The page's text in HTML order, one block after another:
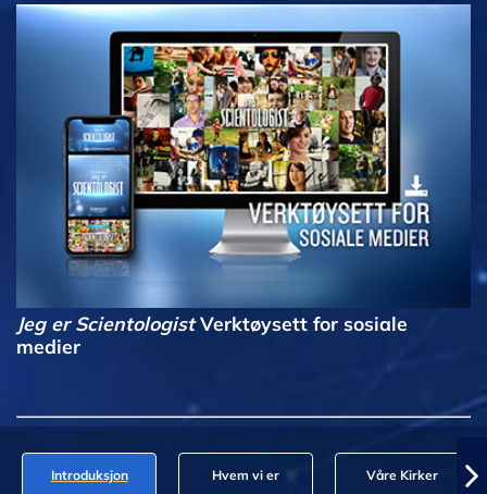
Jeg er ScientologistVerktøysett for sosiale
medier
Introduksjon Hvem vi er Våre Kirker